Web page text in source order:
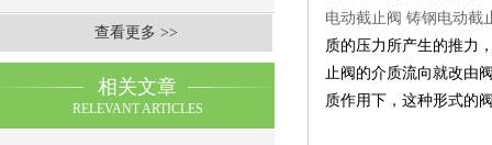
查看更多 >>
相关文章
RELEVANT ARTICLES
电动截止阀 铸钢电动截
质的压力所产生的推力
止阀的介质流向就改由
质作用下，这种形式的